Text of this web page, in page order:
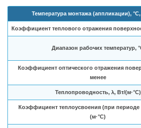
Температура монтажа (аппликации),
Коэффициент теплового отражения
Диапазон рабочих температур,
Коэффициент оптического отражения
менее
Теплопроводность, λ, Вт/(м·°C)
Коэффициент теплоусвоения (при периоде
(м·°C)